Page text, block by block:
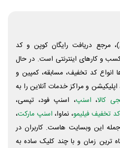
مرجع دریافت رایگان کوپن و کد
و‌ کارهای اینترنتی است. در حال
کد تخفیف، مسابقه، کمپین و
و مراکز خدمات آنلاین را به
کالا، اسنپ، اسنپ فود، تپسی،
کد تخفیف فیلیمو، نماوا، اسنپ مارکت،
این وبسایت ‌هاست. کاربران در
ترین زمان و با چند کلیک ساده به